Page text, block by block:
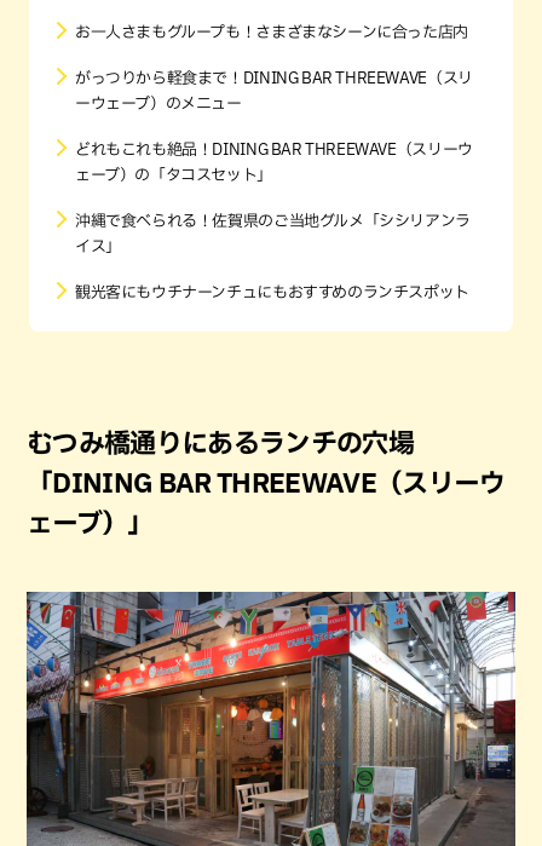
お一人さまもグループも！さまざまなシーンに合った店内
がっつりから軽食まで！DINING BAR THREEWAVE（スリ
ーウェーブ）のメニュー
どれもこれも絶品！DINING BAR THREEWAVE（スリーウ
ェーブ）の「タコスセット」
沖縄で食べられる！佐賀県のご当地グルメ「シシリアンラ
イス」
観光客にもウチナーンチュにもおすすめのランチスポット
むつみ橋通りにあるランチの穴場
「DINING BAR THREEWAVE（スリーウ
ェーブ）」